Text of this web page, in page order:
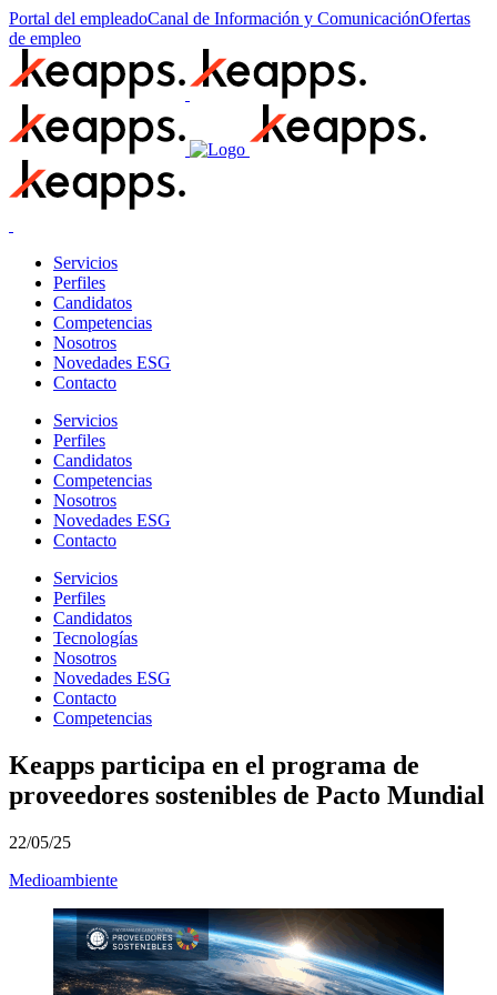
Portal del empleadoCanal de Información y ComunicaciónOfertas
de empleo
Servicios
Perfiles
Candidatos
Competencias
Nosotros
Novedades ESG
Contacto
Servicios
Perfiles
Candidatos
Competencias
Nosotros
Novedades ESG
Contacto
Servicios
Perfiles
Candidatos
Tecnologías
Nosotros
Novedades ESG
Contacto
Competencias
Keapps participa en el programa de
proveedores sostenibles de Pacto Mundial
22/05/25
Medioambiente